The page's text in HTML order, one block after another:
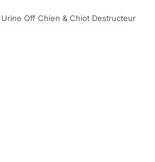
Urine Off Chien & Chiot Destructeur